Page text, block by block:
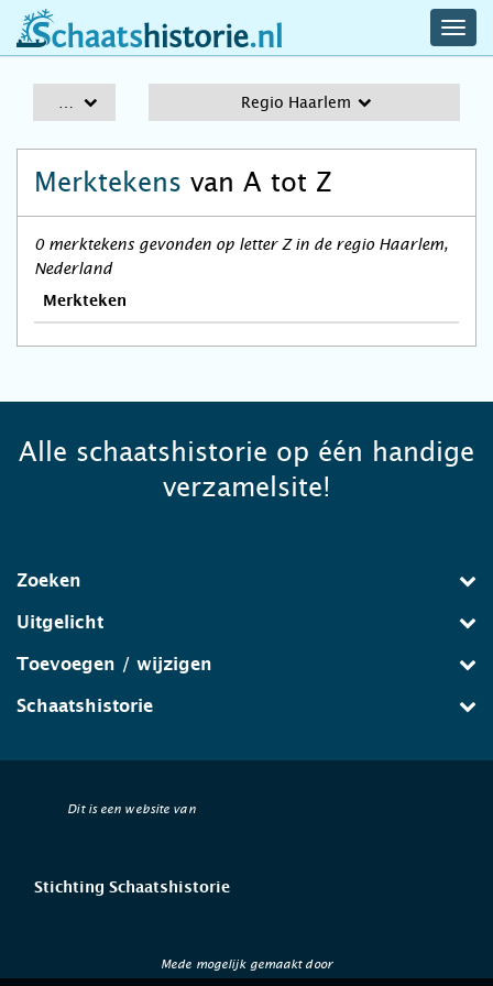
schaatshistorie.nl
Regio Haarlem
Merktekens van A tot Z
0 merktekens gevonden op letter Z in de regio Haarlem,
Nederland
Merkteken
Alle schaatshistorie op één handige
verzamelsite!
Zoeken
Uitgelicht
Toevoegen / wijzigen
Schaatshistorie
Dit is een website van
Stichting Schaatshistorie
Mede mogelijk gemaakt door